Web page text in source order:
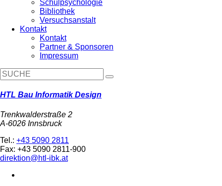
Schulpsychologie
Bibliothek
Versuchsanstalt
Kontakt
Kontakt
Partner & Sponsoren
Impressum
HTL Bau Informatik Design
Trenkwalderstraße 2
A-6026 Innsbruck
Tel.: +43 5090 2811
Fax: +43 5090 2811-900
direktion@htl-ibk.at